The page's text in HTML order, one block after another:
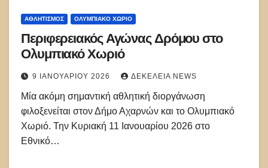
ΑΘΛΗΤΙΣΜΌΣ ΟΛΥΜΠΙΑΚΟ ΧΩΡΙΟ
Περιφερειακός Αγώνας Δρόμου στο
Ολυμπιακό Χωριό
9 ΙΑΝΟΥΑΡΊΟΥ 2026 ΔΕΚΈΛΕΙΑ NEWS
Μία ακόμη σημαντική αθλητική διοργάνωση
φιλοξενείται στον Δήμο Αχαρνών και το Ολυμπιακό
Χωριό. Την Κυριακή 11 Ιανουαρίου 2026 στο
Εθνικό…